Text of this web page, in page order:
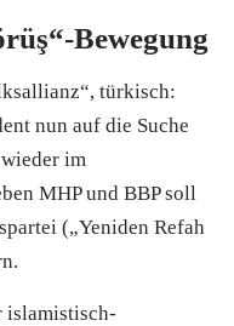
Bewegung
türkisch:
nun auf die Suche
im
MHP und BBP soll
(„Yeniden Refah
islamistisch-